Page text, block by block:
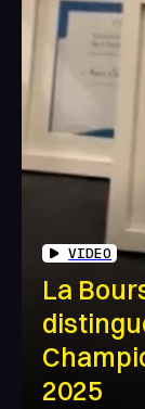
VIDEO
La
2025